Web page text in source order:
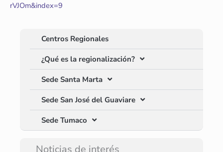
rVJOm&index=9
Centros Regionales
¿Qué es la regionalización?
Sede Santa Marta
Sede San José del Guaviare
Sede Tumaco
Noticias de interés